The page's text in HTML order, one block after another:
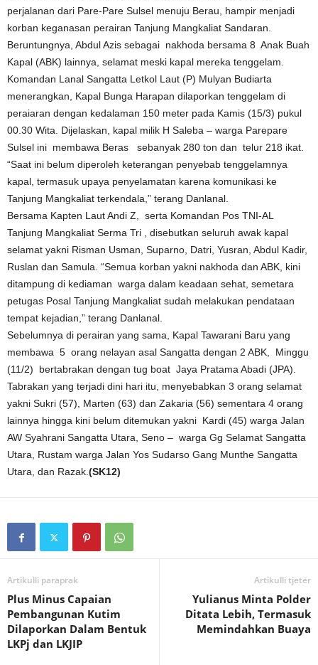
perjalanan dari Pare-Pare Sulsel menuju Berau, hampir menjadi
korban keganasan perairan Tanjung Mangkaliat Sandaran.
Beruntungnya, Abdul Azis sebagai nakhoda bersama 8 Anak Buah
Kapal (ABK) lainnya, selamat meski kapal mereka tenggelam.
Komandan Lanal Sangatta Letkol Laut (P) Mulyan Budiarta
menerangkan, Kapal Bunga Harapan dilaporkan tenggelam di
peraiaran dengan kedalaman 150 meter pada Kamis (15/3) pukul
00.30 Wita. Dijelaskan, kapal milik H Saleba – warga Parepare
Sulsel ini membawa Beras sebanyak 280 ton dan telur 218 ikat.
“Saat ini belum diperoleh keterangan penyebab tenggelamnya
kapal, termasuk upaya penyelamatan karena komunikasi ke
Tanjung Mangkaliat terkendala,” terang Danlanal.
Bersama Kapten Laut Andi Z, serta Komandan Pos TNI-AL
Tanjung Mangkaliat Serma Tri , disebutkan seluruh awak kapal
selamat yakni Risman Usman, Suparno, Datri, Yusran, Abdul Kadir,
Ruslan dan Samula. “Semua korban yakni nakhoda dan ABK, kini
ditampung di kediaman warga dalam keadaan sehat, semetara
petugas Posal Tanjung Mangkaliat sudah melakukan pendataan
tempat kejadian,” terang Danlanal.
Sebelumnya di perairan yang sama, Kapal Tawarani Baru yang
membawa 5 orang nelayan asal Sangatta dengan 2 ABK, Minggu
(11/2) bertabrakan dengan tug boat Jaya Pratama Abadi (JPA).
Tabrakan yang terjadi dini hari itu, menyebabkan 3 orang selamat
yakni Sukri (57), Marten (63) dan Zakaria (56) sementara 4 orang
lainnya hingga kini belum ditemukan yakni Kardi (45) warga Jalan
AW Syahrani Sangatta Utara, Seno – warga Gg Selamat Sangatta
Utara, Rustam warga Jalan Yos Sudarso Gang Munthe Sangatta
Utara, dan Razak.(SK12)
Artikulli paraprak
Plus Minus Capaian
Pembangunan Kutim
Dilaporkan Dalam Bentuk
LKPj dan LKJIP
Artikulli tjetër
Yulianus Minta Polder
Ditata Lebih, Termasuk
Memindahkan Buaya